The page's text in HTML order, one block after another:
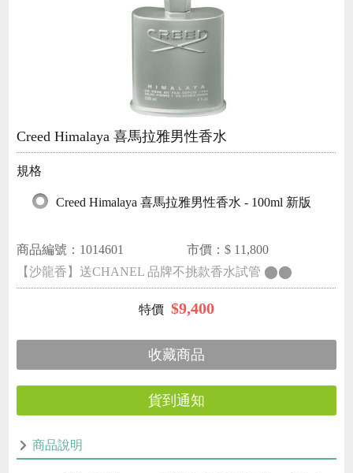
Creed Himalaya 喜馬拉雅男性香水
規格
Creed Himalaya 喜馬拉雅男性香水 - 100ml 新版
商品編號： 1014601 市價：$ 11,800
【沙龍香】送CHANEL 品牌不挑款香水試管 ⬤⬤
$9,400
收藏商品
貨到通知
商品說明